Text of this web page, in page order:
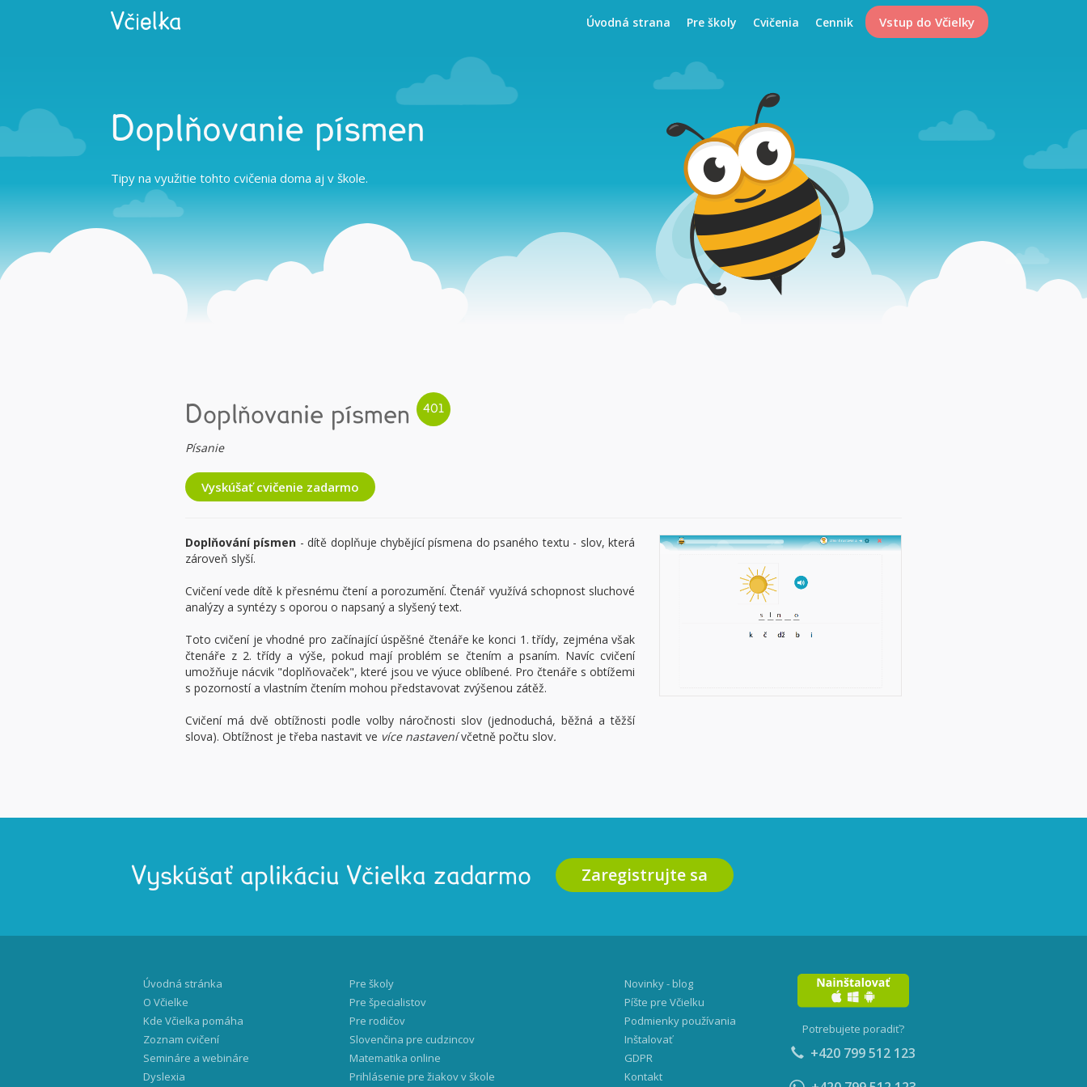
Úvodná strana Pre školy Cvičenia Cennik Vstup do Včielky
Doplňovanie písmen
Tipy na využitie tohto cvičenia doma aj v škole.
Doplňovanie písmen
Písanie
Vyskúšať cvičenie zadarmo
Doplňování písmen - dítě doplňuje chybějící písmena do psaného textu - slov, která
zároveň slyší.
Cvičení vede dítě k přesnému čtení a porozumění. Čtenář využívá schopnost sluchové
analýzy a syntézy s oporou o napsaný a slyšený text.
Toto cvičení je vhodné pro začínající úspěšné čtenáře ke konci 1. třídy, zejména však
čtenáře z 2. třídy a výše, pokud mají problém se čtením a psaním. Navíc cvičení
umožňuje nácvik "doplňovaček", které jsou ve výuce oblíbené. Pro čtenáře s obtížemi
s pozorností a vlastním čtením mohou představovat zvýšenou zátěž.
Cvičení má dvě obtížnosti podle volby náročnosti slov (jednoduchá, běžná a těžší
slova). Obtížnost je třeba nastavit ve více nastavenívčetně počtu slov.
Vyskúšať aplikáciu Včielka zadarmo Zaregistrujte sa
Úvodná stránka
O Včielke
Kde Včielka pomáha
Zoznam cvičení
Semináre a webináre
Dyslexia
Pre školy
Pre špecialistov
Pre rodičov
Slovenčina pre cudzincov
Matematika online
Prihlásenie pre žiakov v škole
Novinky - blog
Píšte pre Včielku
Podmienky používania
Inštalovať
GDPR
Kontakt
Potrebujete poradiť?
+420 799 512 123